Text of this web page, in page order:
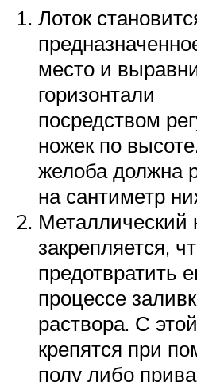
Лоток
место и
горизонтали
посредством
ножек по
желоба должна
на сантиметр
Металлический
закрепляется,
предотвратить
процессе
раствора. С
крепятся при
полу либо